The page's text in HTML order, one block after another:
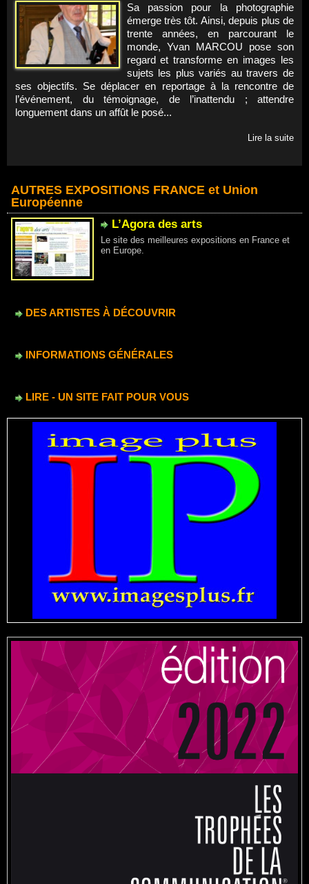
Sa passion pour la photographie
émerge très tôt. Ainsi, depuis plus de
trente années, en parcourant le
monde, Yvan MARCOU pose son
regard et transforme en images les
sujets les plus variés au travers de
ses objectifs. Se déplacer en reportage à la rencontre de
l’événement, du témoignage, de l’inattendu ; attendre
longuement dans un affût le posé...
Lire la suite
AUTRES EXPOSITIONS FRANCE et Union
Européenne
L’Agora des arts
Le site des meilleures expositions en France et
en Europe.
DES ARTISTES À DÉCOUVRIR
INFORMATIONS GÉNÉRALES
LIRE - UN SITE FAIT POUR VOUS